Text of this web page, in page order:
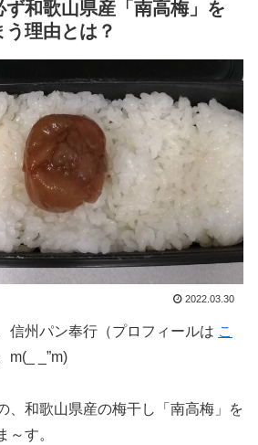
和歌山県産「南高梅」を
理由とは？
2022.03.30
信州パン奉行（プロフィールは こ
m(_ _”m)
、和歌山県産の梅干し「南高梅」を
～す。